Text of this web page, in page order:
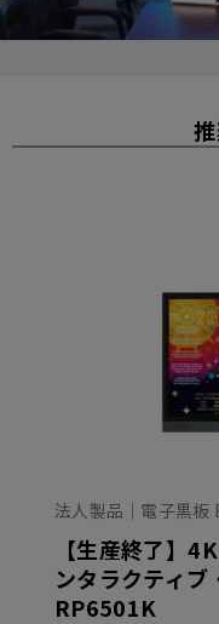
法人製品｜電子黒
【生産終了】
ンタラクティブ
RP6501K